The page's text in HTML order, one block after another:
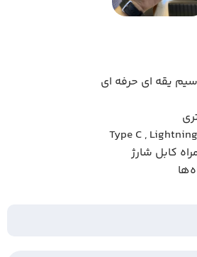
یقه ای حرفه ای